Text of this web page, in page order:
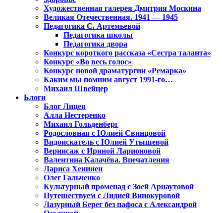
Художественная галерея Дмитрия Москина
Великая Отечественная. 1941 — 1945
Педагогика С. Артемьевой
Педагогика школы
Педагогика двора
Конкурс короткого рассказа «Сестра таланта»
Конкурс «Во весь голос»
Конкурс новой драматургии «Ремарка»
Каким мы помним август 1991-го…
Михаил Швейцер
Блоги
Блог Лицея
Алла Нестеренко
Михаил Гольденберг
Родословная с Юлией Свинцовой
Видоискатель с Юлией Утышевой
Вернисаж с Ириной Ларионовой
Валентина Калачёва. Впечатления
Лариса Хенинен
Олег Гальченко
Культурный променад с Зоей Арнаутовой
Путешествуем с Лидией Винокуровой
Лазурный Берег без пафоса с Александрой